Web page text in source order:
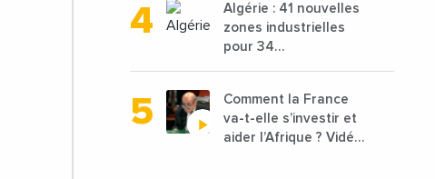
avec une enveloppe
de 1,25 milliard de
dirhams
Algérie : 41 nouvelles
zones industrielles
pour 34
Comment la France
va-t-elle s’investir et
aider l’Afrique ? Vidéo